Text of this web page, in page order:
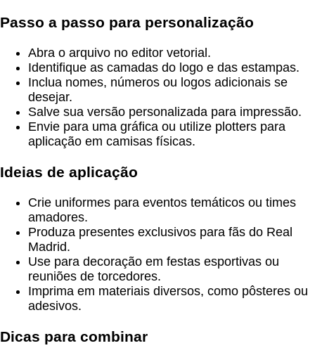
Passo a passo para personalização
Abra o arquivo no editor vetorial.
Identifique as camadas do logo e das estampas.
Inclua nomes, números ou logos adicionais se
desejar.
Salve sua versão personalizada para impressão.
Envie para uma gráfica ou utilize plotters para
aplicação em camisas físicas.
Ideias de aplicação
Crie uniformes para eventos temáticos ou times
amadores.
Produza presentes exclusivos para fãs do Real
Madrid.
Use para decoração em festas esportivas ou
reuniões de torcedores.
Imprima em materiais diversos, como pôsteres ou
adesivos.
Dicas para combinar